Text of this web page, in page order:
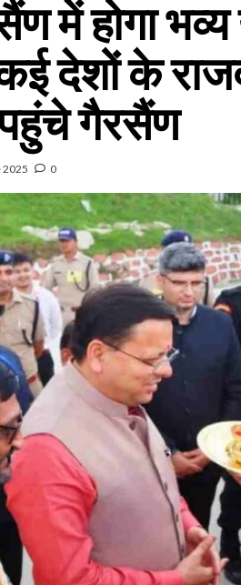
में होगा भव्य
देशों के
पहुंचे गैरसैंण
2025 0